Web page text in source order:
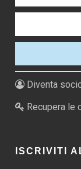
Diventa
Recupera le
ISCRIVITI